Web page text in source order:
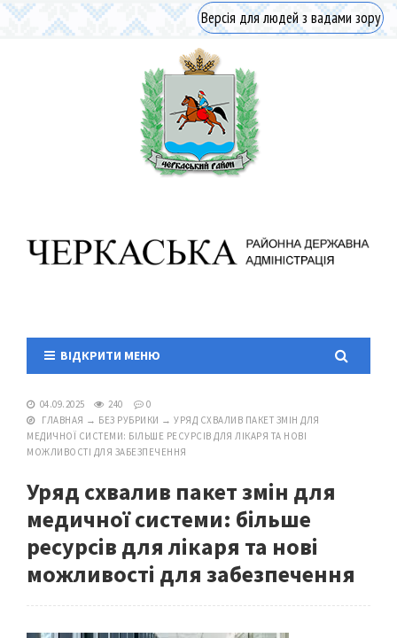
Версія для людей з вадами зору
ВІДКРИТИ МЕНЮ
04.09.2025 240
0
ГЛАВНАЯ → БЕЗ РУБРИКИ → УРЯД СХВАЛИВ ПАКЕТ ЗМІН ДЛЯ
МЕДИЧНОЇ СИСТЕМИ: БІЛЬШЕ РЕСУРСІВ ДЛЯ ЛІКАРЯ ТА НОВІ
МОЖЛИВОСТІ ДЛЯ ЗАБЕЗПЕЧЕННЯ
Уряд схвалив пакет змін для
медичної системи: більше
ресурсів для лікаря та нові
можливості для забезпечення